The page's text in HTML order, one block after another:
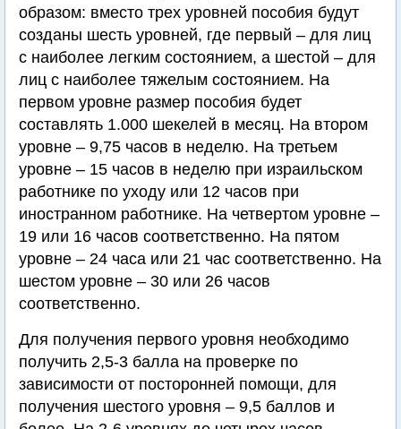
образом: вместо трех уровней пособия будут
созданы шесть уровней, где первый – для лиц
с наиболее легким состоянием, а шестой – для
лиц с наиболее тяжелым состоянием. На
первом уровне размер пособия будет
составлять 1.000 шекелей в месяц. На втором
уровне – 9,75 часов в неделю. На третьем
уровне – 15 часов в неделю при израильском
работнике по уходу или 12 часов при
иностранном работнике. На четвертом уровне –
19 или 16 часов соответственно. На пятом
уровне – 24 часа или 21 час соответственно. На
шестом уровне – 30 или 26 часов
соответственно.
Для получения первого уровня необходимо
получить 2,5-3 балла на проверке по
зависимости от посторонней помощи, для
получения шестого уровня – 9,5 баллов и